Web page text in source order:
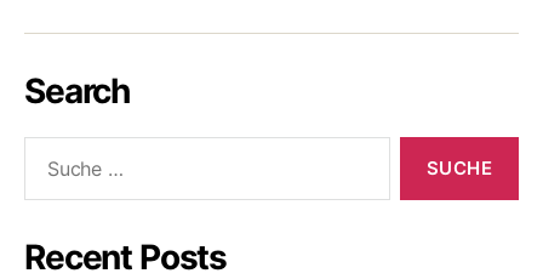
Search
nach:
Recent Posts